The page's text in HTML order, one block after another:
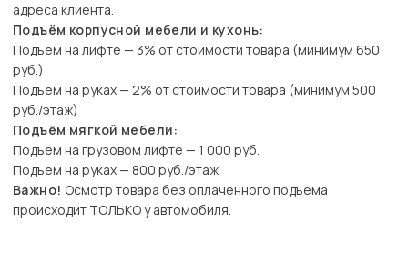
адреса клиента.
Подъём корпусной мебели и кухонь:
Подъем на лифте — 3% от стоимости товара (минимум 650
руб.)
Подъем на руках — 2% от стоимости товара (минимум 500
руб./этаж)
Подъём мягкой мебели:
Подъем на грузовом лифте — 1 000 руб.
Подъем на руках — 800 руб./этаж
Важно! Осмотр товара без оплаченного подъема
происходит ТОЛЬКО у автомобиля.